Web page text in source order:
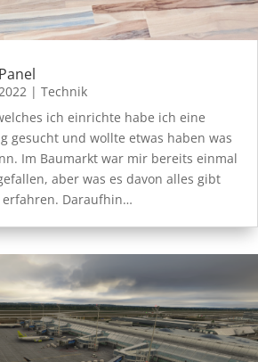
| Technik
ich einrichte habe ich eine
gesucht und wollte etwas haben was
Im Baumarkt war mir bereits einmal
aber was es davon alles gibt
Daraufhin…